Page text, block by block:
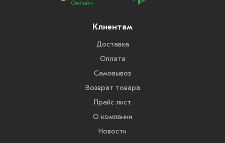
Клиентам
Доставка
Оплата
Самовывоз
Возврат товара
Прайс лист
О компании
Новости